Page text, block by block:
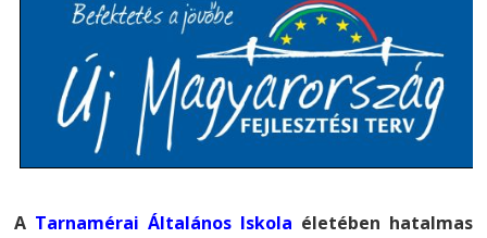
A Tarnamérai Általános Iskola életében hatalmas